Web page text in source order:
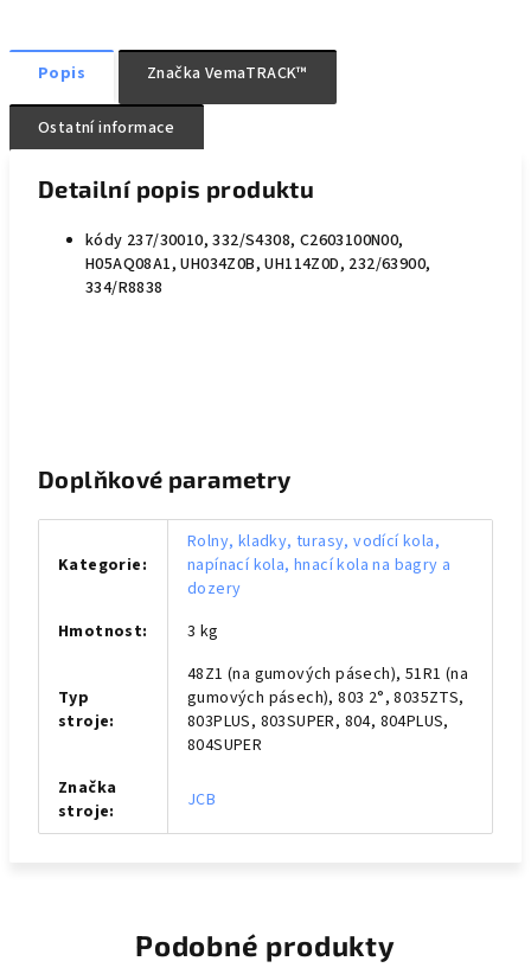
Popis Značka VemaTRACK™
Ostatní informace
Detailní popis produktu
kódy 237/30010, 332/S4308, C2603100N00,
H05AQ08A1, UH034Z0B, UH114Z0D, 232/63900,
334/R8838
Doplňkové parametry
Kategorie:
Rolny, kladky, turasy, vodící kola,
napínací kola, hnací kola na bagry a
dozery
Hmotnost: 3 kg
Typ
stroje:
48Z1 (na gumových pásech), 51R1 (na
gumových pásech), 803 2°, 8035ZTS,
803PLUS, 803SUPER, 804, 804PLUS,
804SUPER
Značka
stroje: JCB
Podobné produkty